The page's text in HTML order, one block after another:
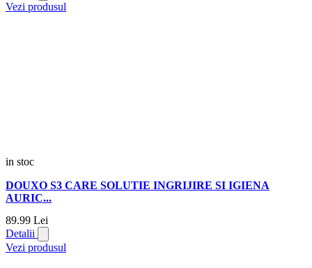
Vezi produsul
in stoc
DOUXO S3 CARE SOLUTIE INGRIJIRE SI IGIENA
AURIC...
89.99 Lei
Detalii
Vezi produsul